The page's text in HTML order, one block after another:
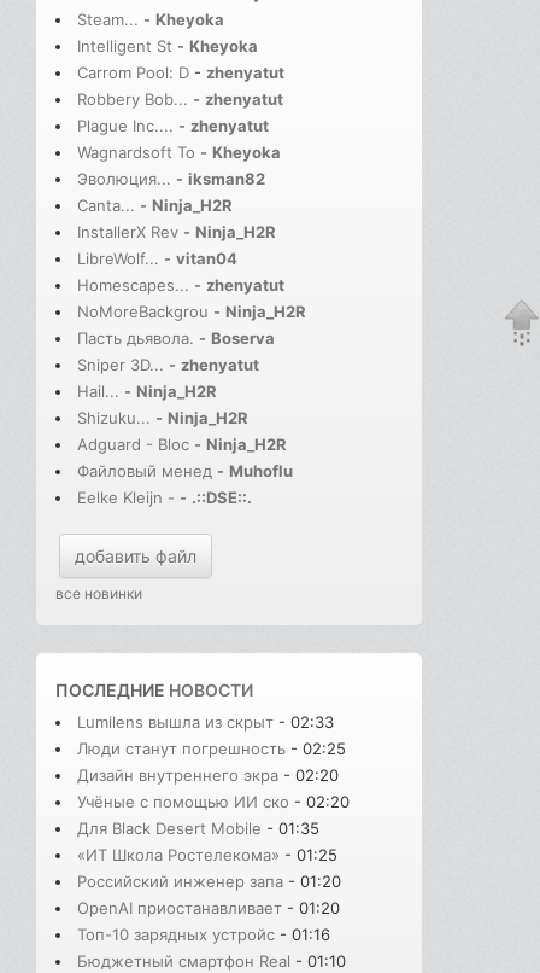
Steam... - Kheyoka
Intelligent St - Kheyoka
Carrom Pool: D - zhenyatut
Robbery Bob... - zhenyatut
Plague Inc.... - zhenyatut
Wagnardsoft To - Kheyoka
Эволюция... - iksman82
Canta... - Ninja_H2R
InstallerX Rev - Ninja_H2R
LibreWolf... - vitan04
Homescapes... - zhenyatut
NoMoreBackgrou - Ninja_H2R
Пасть дьявола. - Boserva
Sniper 3D... - zhenyatut
Hail... - Ninja_H2R
Shizuku... - Ninja_H2R
Adguard - Bloc - Ninja_H2R
Файловый менед - Muhoflu
Eelke Kleijn - - .::DSE::.
добавить файл
все новинки
ПОСЛЕДНИЕ НОВОСТИ
Lumilens вышла из скрыт - 02:33
Люди станут погрешность - 02:25
Дизайн внутреннего экра - 02:20
Учёные с помощью ИИ ско - 02:20
Для Black Desert Mobile - 01:35
«ИТ Школа Ростелекома» - 01:25
Российский инженер запа - 01:20
OpenAI приостанавливает - 01:20
Топ-10 зарядных устройс - 01:16
Бюджетный смартфон Real - 01:10